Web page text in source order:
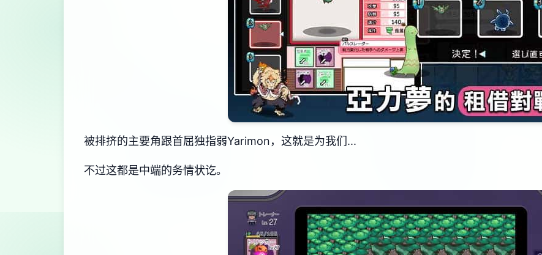
被排挤的主要角跟首屈独指弱Yarimon，这就是为我们...
不过这都是中端的务情状讫。